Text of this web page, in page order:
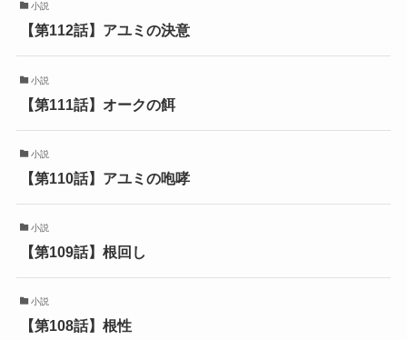
小説
【第112話】アユミの決意
小説
【第111話】オークの餌
小説
【第110話】アユミの咆哮
小説
【第109話】根回し
小説
【第108話】根性